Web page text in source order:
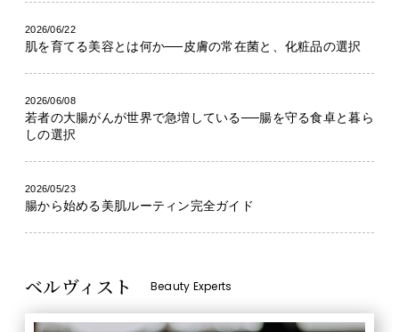
2026/06/22
肌を育てる美容とは何か──皮膚の常在菌と、化粧品の選択
2026/06/08
若者の大腸がんが世界で急増している──腸を守る食卓と暮ら
しの選択
2026/05/23
腸から始める美肌ルーティン完全ガイド
ベルヴィスト Beauty Experts